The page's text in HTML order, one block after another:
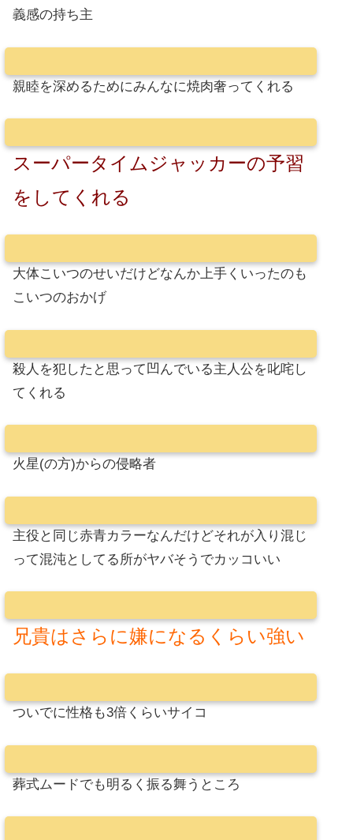
義感の持ち主
親睦を深めるためにみんなに焼肉奢ってくれる
スーパータイムジャッカーの予習
をしてくれる
大体こいつのせいだけどなんか上手くいったのも
こいつのおかげ
殺人を犯したと思って凹んでいる主人公を叱咤し
てくれる
火星(の方)からの侵略者
主役と同じ赤青カラーなんだけどそれが入り混じ
って混沌としてる所がヤバそうでカッコいい
兄貴はさらに嫌になるくらい強い
ついでに性格も3倍くらいサイコ
葬式ムードでも明るく振る舞うところ